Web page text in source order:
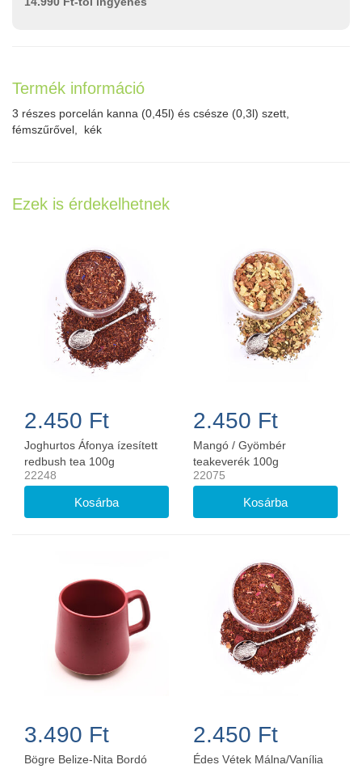
Termék információ
3 részes porcelán kanna (0,45l) és csésze (0,3l) szett,
fémszűrővel, kék
Ezek is érdekelhetnek
2.450 Ft
Joghurtos Áfonya ízesített
redbush tea 100g
22248
2.450 Ft
Mangó / Gyömbér
teakeverék 100g
22075
3.490 Ft
Bögre Belize-Nita Bordó
2.450 Ft
Édes Vétek Málna/Vanília